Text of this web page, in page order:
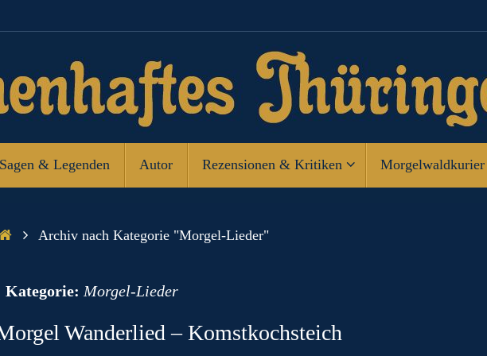
Sagen & Legenden Autor Rezensionen & Kritiken Morgelwaldkurier
StartArchiv nach Kategorie "Morgel-Lieder"
Kategorie: Morgel-Lieder
Wanderlied – Komstkochsteich